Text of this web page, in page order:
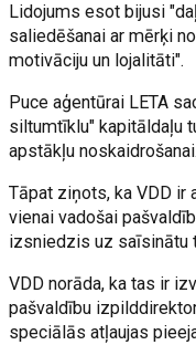
Lidojums esot bijusi
saliedēšanai ar mērķi
motivāciju un lojalitāti".
Puce aģentūrai LETA
siltumtīklu" kapitāldaļu
apstākļu noskaidrošanai.
Tāpat ziņots, ka VDD
vienai vadošai
izsniedzis uz saīsinātu
VDD norāda, ka tas ir
pašvaldību
speciālās atļaujas